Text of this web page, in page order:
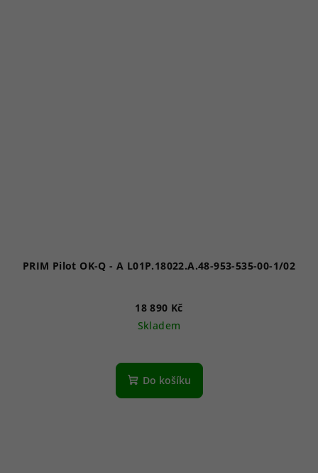
PRIM Pilot OK-Q - A L01P.18022.A.48-953-535-00-1/02
18 890 Kč
Skladem
Do košíku